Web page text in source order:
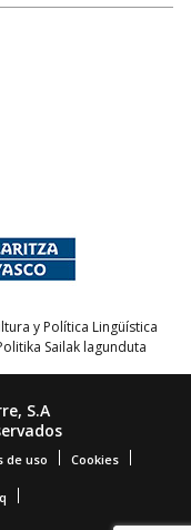
y Política Lingüística
Sailak lagunduta
S.A
de uso Cookies